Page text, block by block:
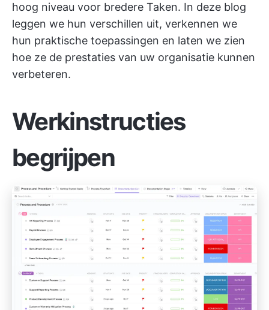
hoog niveau voor bredere Taken. In deze blog
leggen we hun verschillen uit, verkennen we
hun praktische toepassingen en laten we zien
hoe ze de prestaties van uw organisatie kunnen
verbeteren.
Werkinstructies
begrijpen